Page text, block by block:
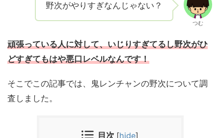
野次がやりすぎなんじゃない？
つむ
頑張っている人に対して、いじりすぎてるし野次がひ
どすぎてもはや悪口レベルなんです！
そこでこの記事では、鬼レンチャンの野次について調
査しました。
目次 [hide]